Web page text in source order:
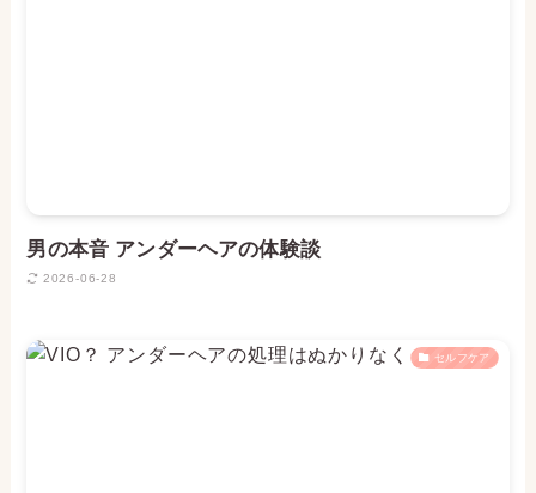
男の本音 アンダーヘアの体験談
2026-06-28
セルフケア